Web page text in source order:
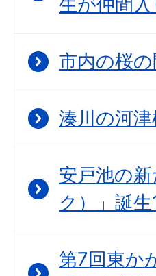
生が仲間入
市内の桜
湊川の河
安戸池の
ク）」誕
第7回東か